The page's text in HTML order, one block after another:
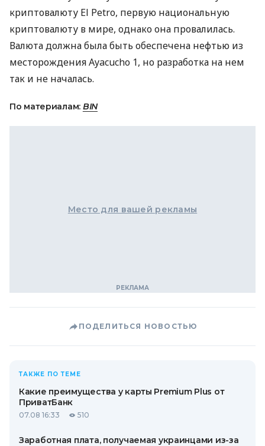
криптовалюту El Petro, первую национальную
криптовалюту в мире, однако она провалилась.
Валюта должна была быть обеспечена нефтью из
месторождения Ayacucho 1, но разработка на нем
так и не началась.
По материалам: BIN
Место для вашей рекламы
ПОДЕЛИТЬСЯ НОВОСТЬЮ
ТАКЖЕ ПО ТЕМЕ
Какие преимущества у карты Premium Plus от
ПриватБанк
07.08 16:33 510
Заработная плата, получаемая украинцами из-за